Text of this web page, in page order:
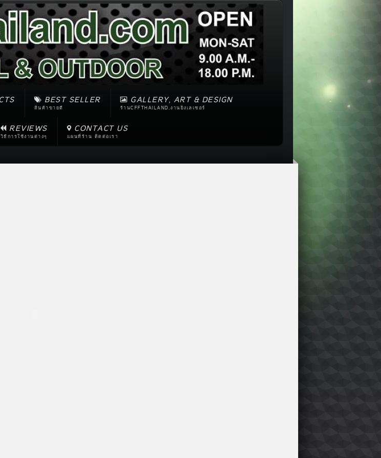
BEST SELLER
สินค้าขายดี
GALLERY, ART & DESIGN
ร้านCFFTHAILAND,งานยิงเลเซอร์
REVIEWS
วิธีการใช้งานต่างๆ
CONTACT US
แผนที่ร้าน ติดต่อเรา